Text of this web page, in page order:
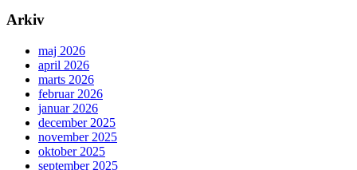
Arkiv
maj 2026
april 2026
marts 2026
februar 2026
januar 2026
december 2025
november 2025
oktober 2025
september 2025